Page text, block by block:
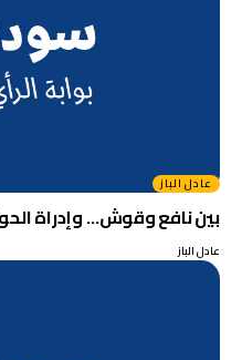
عادل الباز
بين نافع وقوش… وإدراة
عادل الباز